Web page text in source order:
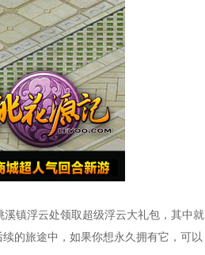
镇浮云处领取超级浮云大礼包，其中就
的旅途中，如果你想永久拥有它，可以